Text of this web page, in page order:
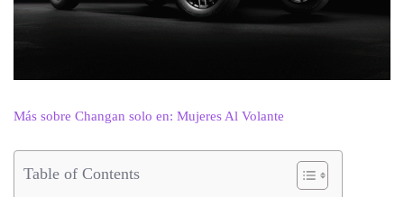
Más sobre Changan solo en: Mujeres Al Volante
Table of Contents